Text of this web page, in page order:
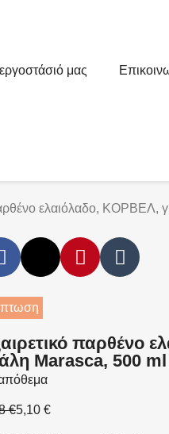
μας
ελαιόλαδο, ΚΟΡΒΕΛ,
παρθένο
Marasca, 500 ml
€5,10 €